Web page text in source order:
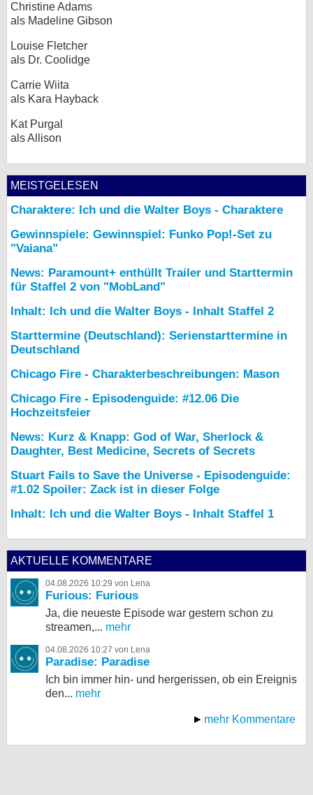
Christine Adams
als Madeline Gibson
Louise Fletcher
als Dr. Coolidge
Carrie Wiita
als Kara Hayback
Kat Purgal
als Allison
MEISTGELESEN
Charaktere: Ich und die Walter Boys - Charaktere
Gewinnspiele: Gewinnspiel: Funko Pop!-Set zu
"Vaiana"
News: Paramount+ enthüllt Trailer und Starttermin
für Staffel 2 von "MobLand"
Inhalt: Ich und die Walter Boys - Inhalt Staffel 2
Starttermine (Deutschland): Serienstarttermine in
Deutschland
Chicago Fire - Charakterbeschreibungen: Mason
Chicago Fire - Episodenguide: #12.06 Die
Hochzeitsfeier
News: Kurz & Knapp: God of War, Sherlock &
Daughter, Best Medicine, Secrets of Secrets
Stuart Fails to Save the Universe - Episodenguide:
#1.02 Spoiler: Zack ist in dieser Folge
Inhalt: Ich und die Walter Boys - Inhalt Staffel 1
AKTUELLE KOMMENTARE
04.08.2026 10:29 von Lena
Furious: Furious
Ja, die neueste Episode war gestern schon zu
streamen,... mehr
04.08.2026 10:27 von Lena
Paradise: Paradise
Ich bin immer hin- und hergerissen, ob ein Ereignis
den... mehr
mehr Kommentare